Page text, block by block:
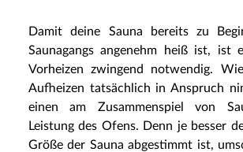
Damit deine Sauna bereits zu
Saunagangs angenehm heiß ist, ist
Vorheizen zwingend notwendig.
Aufheizen tatsächlich in Anspruch
einen am Zusammenspiel von
Leistung des Ofens. Denn je besser
Größe der Sauna abgestimmt ist,